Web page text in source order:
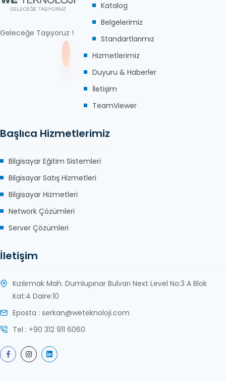
Geleceğe Taşıyoruz !
Katalog
Belgelerimiz
Standartlarımız
Hizmetlerimiz
Duyuru & Haberler
İletişim
TeamViewer
Başlıca Hizmetlerimiz
Bilgisayar Eğitim Sistemleri
Bilgisayar Satış Hizmetleri
Bilgisayar Hizmetleri
Network Çözümleri
Server Çözümleri
İletişim
Kızılırmak Mah. Dumlupınar Bulvarı Next Level No:3 A Blok
Kat:4 Daire:10
Eposta : serkan@weteknoloji.com
Tel : +90 312 911 6060